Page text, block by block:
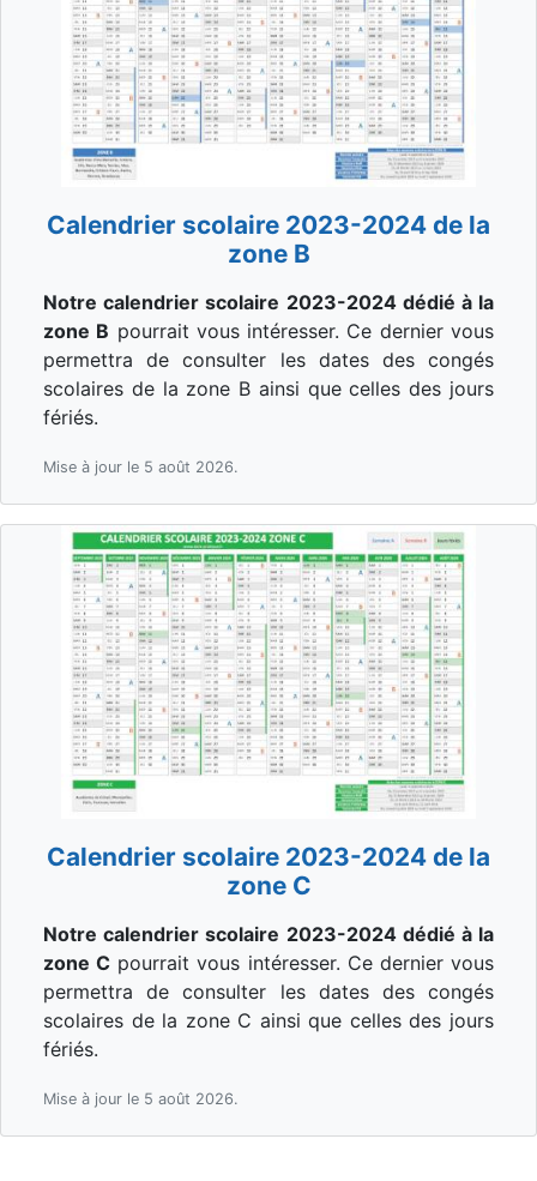
Calendrier scolaire 2023-2024 de la
zone B
Notre calendrier scolaire 2023-2024 dédié à la
zone B pourrait vous intéresser. Ce dernier vous
permettra de consulter les dates des congés
scolaires de la zone B ainsi que celles des jours
fériés.
Mise à jour le 5 août 2026.
Calendrier scolaire 2023-2024 de la
zone C
Notre calendrier scolaire 2023-2024 dédié à la
zone C pourrait vous intéresser. Ce dernier vous
permettra de consulter les dates des congés
scolaires de la zone C ainsi que celles des jours
fériés.
Mise à jour le 5 août 2026.